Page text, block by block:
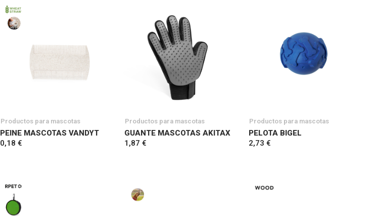
Productos para mascotas
PEINE MASCOTAS VANDYT
0,18 €
Productos para mascotas
GUANTE MASCOTAS AKITAX
1,87 €
Productos para mascotas
PELOTA BIGEL
2,73 €